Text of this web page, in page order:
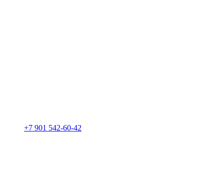
+7 901 542-60-42